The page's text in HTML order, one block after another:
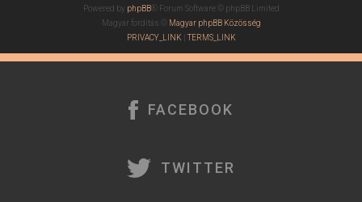
Powered by phpBB® Forum Software © phpBB Limited
Magyar fordítás ©
Magyar phpBB Közösség
PRIVACY_LINK| TERMS_LINK
FACEBOOK
TWITTER